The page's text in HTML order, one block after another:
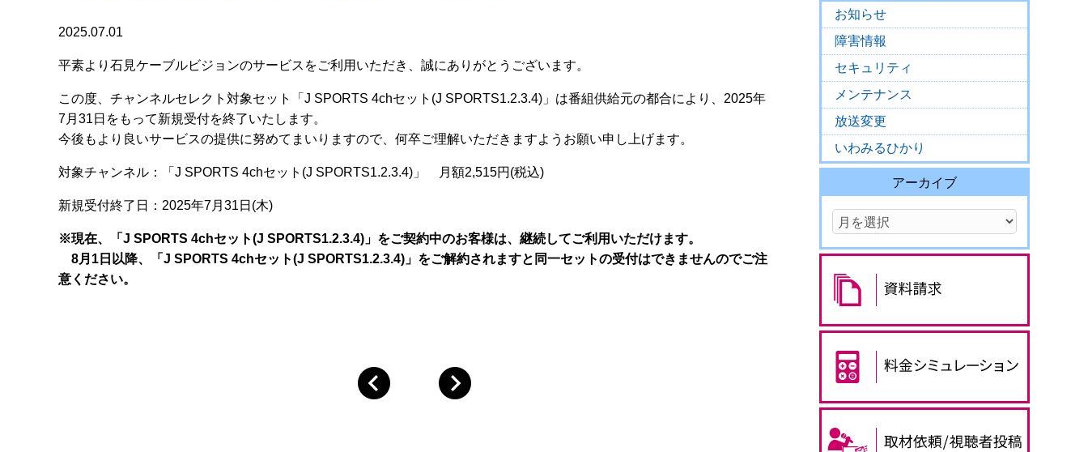
2025.07.01
平素より石見ケーブルビジョンのサービスをご利用いただき、誠にありがとうございます。
この度、チャンネルセレクト対象セット「J SPORTS 4chセット(J SPORTS1.2.3.4)」は番組供給元の都合により、2025年
7月31日をもって新規受付を終了いたします。
今後もより良いサービスの提供に努めてまいりますので、何卒ご理解いただきますようお願い申し上げます。
対象チャンネル：「J SPORTS 4chセット(J SPORTS1.2.3.4)」 月額2,515円(税込)
新規受付終了日：2025年7月31日(木)
※現在、「J SPORTS 4chセット(J SPORTS1.2.3.4)」をご契約中のお客様は、継続してご利用いただけます。
8月1日以降、「J SPORTS 4chセット(J SPORTS1.2.3.4)」をご解約されますと同一セットの受付はできませんのでご注
意ください。
お知らせ
障害情報
セキュリティ
メンテナンス
放送変更
いわみるひかり
アーカイブ